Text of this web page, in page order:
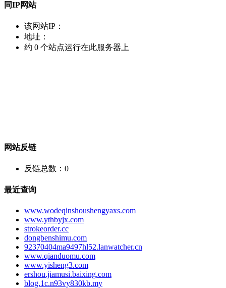
同IP网站
该网站IP：
地址：
约 0 个站点运行在此服务器上
网站反链
反链总数： 0
最近查询
www.wodeqinshoushengyaxs.com
www.ythbyjx.com
strokeorder.cc
dongbenshimu.com
92370404ma9497hl52.lanwatcher.cn
www.qianduomu.com
www.yisheng3.com
ershou.jiamusi.baixing.com
blog.1c.n93vy830kb.my